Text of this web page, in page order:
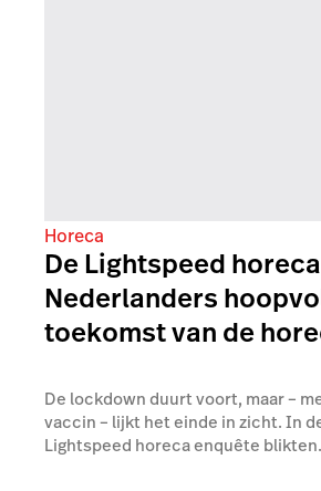
Horeca
De Lightspeed
Nederlanders
toekomst van de
De lockdown duurt voort, maar –
vaccin – lijkt het einde in zicht. In
Lightspeed horeca enquête